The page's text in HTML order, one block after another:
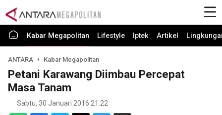
Kabar Megapolitan Lifestyle Iptek Artikel
ANTARA Kabar Megapolitan
Petani Karawang Diimbau Percepat
Masa Tanam
Sabtu, 30 Januari 2016 21:22